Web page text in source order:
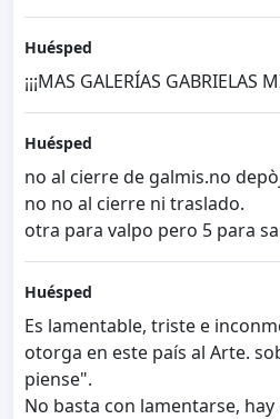
Huésped
¡¡¡MAS GALERÍAS GABRIELAS
Huésped
no al cierre de galmis.no
no no al cierre ni traslado.
otra para valpo pero 5 para
Huésped
Es lamentable, triste e
otorga en este país al Arte.
piense".
No basta con lamentarse,